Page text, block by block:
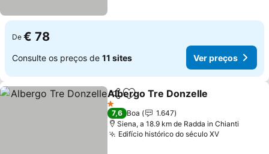
De € 78
Consulte os preços de 11 sites Ver preços
PartilharAdicionar aos favoritos
Albergo Tre Donzelle
1 Estrelas
7,6 Boa
1.647
Siena, a 18.9 km de Radda in Chianti
Edifício histórico do século XV